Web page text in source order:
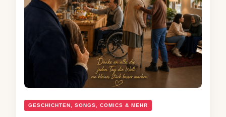
GESCHICHTEN, SONGS, COMICS & MEHR